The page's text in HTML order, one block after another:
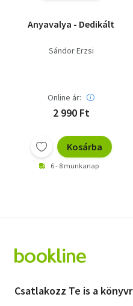
Anyavalya - Dedikált
Sándor Erzsi
Online ár:
2 990 Ft
Kosárba
6 - 8 munkanap
Csatlakozz Te is a